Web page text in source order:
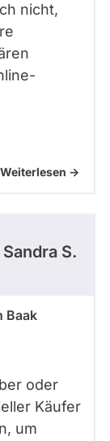
nicht,
Weiterlesen ->
Sandra S.
Baak
oder
Käufer
um